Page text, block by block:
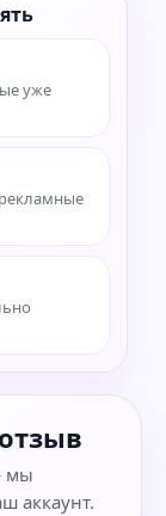
уже
мы
аккаунт.